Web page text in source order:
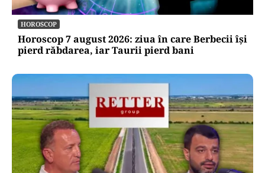
Trenul rămâne o saună în România! CFR
Călători nu are încă aprobat bugetul de
venituri și cheltuieli pentru 2026